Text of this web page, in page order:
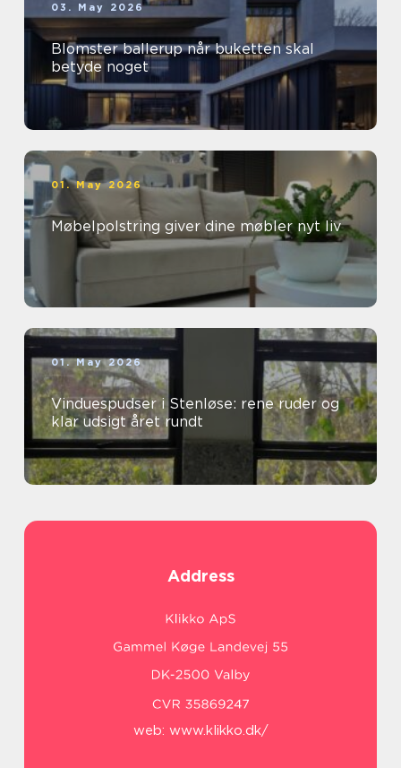
03. May 2026
Blomster ballerup når buketten skal
betyde noget
01. May 2026
Møbelpolstring giver dine møbler nyt liv
01. May 2026
Vinduespudser i Stenløse: rene ruder og
klar udsigt året rundt
Address
web: www.klikko.dk/